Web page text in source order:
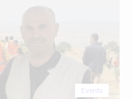
Events